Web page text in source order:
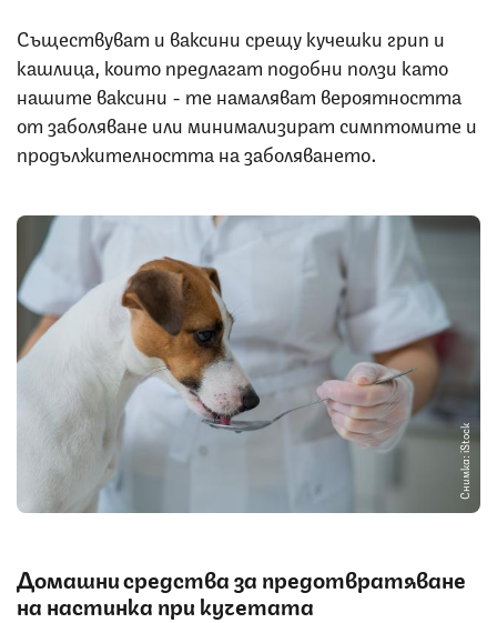
Съществуват и ваксини срещу кучешки грип и
кашлица, които предлагат подобни ползи като
нашите ваксини - те намаляват вероятността
от заболяване или минимализират симптомите и
продължителността на заболяването.
Снимка: iStock
Домашни средства за предотвратяване
на настинка при кучетата